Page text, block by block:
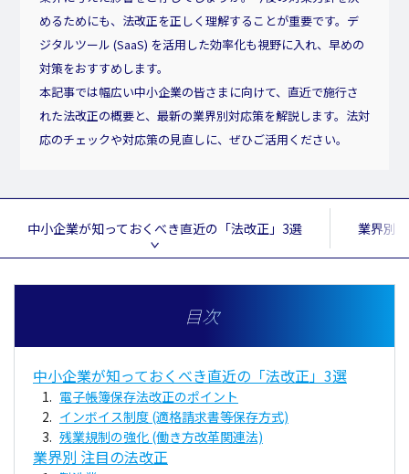
めるためにも、法改正を正しく理解することが重要です。デ
ジタルツール (SaaS) を活用した効率化も視野に入れ、早めの
対策をおすすめします。
本記事では幅広い中小企業の皆さまに向けて、直近で施行さ
れた法改正の概要と、最新の業界別対応策を解説します。法対
応のチェックや対応策の見直しに、ぜひご活用ください。
中小企業が知っておくべき直近の「法改正」3選 業界別
目次
中小企業が知っておくべき直近の「法改正」3選
電子帳簿保存法改正のポイント
インボイス制度 (適格請求書等保存方式)
残業規制の強化 (働き方改革関連法)
業界別 注目の法改正